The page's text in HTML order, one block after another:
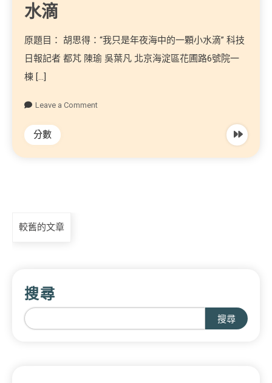
水滴
原題目： 胡思得：“我只是年夜海中的一顆小水滴” 科技
日報記者 都芃 陳瑜 吳葉凡 北京海淀區花圃路6號院一
棟 […]
Leave a Comment
分數
較舊的文章
搜尋
搜尋